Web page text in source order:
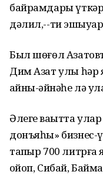
байрамдары
дәлил,--ти
Был шөғөл
Дим Азат улы һәр
ҡайны-ҡәйнәһе лә
Әлеге ваҡытта
донъяһы» бизнес-
тапҡыр 700
ҡойоп, Сибай,